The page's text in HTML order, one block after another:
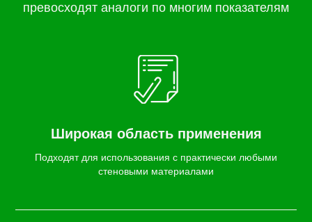
превосходят аналоги по многим показателям
Широкая область применения
Подходят для использования с практически любыми
стеновыми материалами